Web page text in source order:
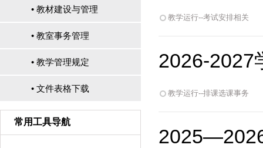
• 教材建设与管理
• 教室事务管理
• 教学管理规定
• 文件表格下载
常用工具导航
教学运行--考试安排相关
2026-2027
教学运行--排课选课事务